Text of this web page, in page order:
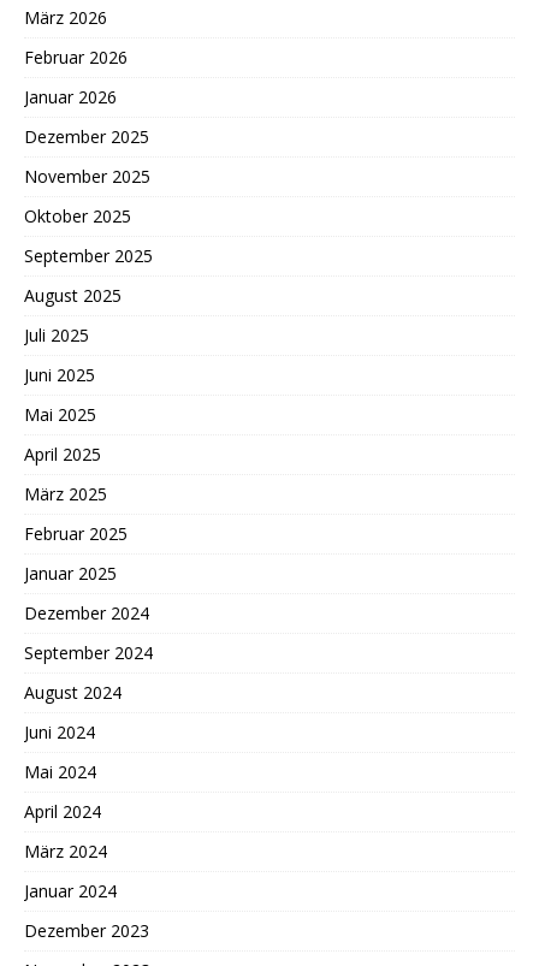
März 2026
Februar 2026
Januar 2026
Dezember 2025
November 2025
Oktober 2025
September 2025
August 2025
Juli 2025
Juni 2025
Mai 2025
April 2025
März 2025
Februar 2025
Januar 2025
Dezember 2024
September 2024
August 2024
Juni 2024
Mai 2024
April 2024
März 2024
Januar 2024
Dezember 2023